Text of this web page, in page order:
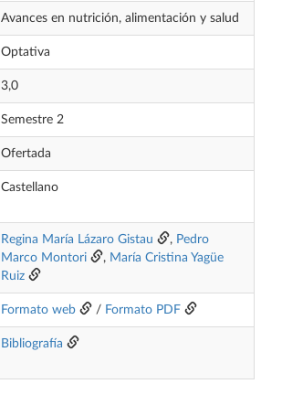
Avances en nutrición, alimentación y salud
Optativa
3,0
Semestre 2
Ofertada
Castellano
Regina María Lázaro Gistau , Pedro
Marco Montori
, María Cristina Yagüe
Ruiz
Formato web / Formato PDF
Bibliografía